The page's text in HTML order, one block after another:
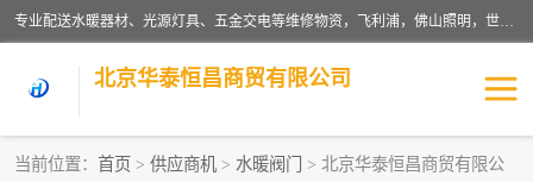
专业配送水暖器材、光源灯具、五金交电等维修物资，飞利浦，佛山照明，世达，博世，九牧，特陶等各产品涉及国内外知名品牌。公司专注与物业、学校、酒店、工厂等单位合作，提供一站式配送服务，降低客户综合成本。依托电子商务改变传统模式，以专业的团队为客户提供24H物资配送到达，货到月结、统一开票，便捷退换等服务，提高了企业的运营效率。
北京华泰恒昌商贸有限公司
当前位置： 首页 > 供应商机 > 水暖阀门
> 北京华泰恒昌商贸有限公